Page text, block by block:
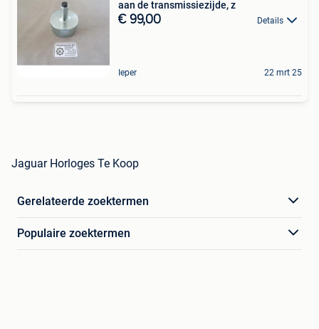
aan de transmissiezijde, z
€ 99,00 Details
Ieper 22 mrt 25
Jaguar Horloges Te Koop
Gerelateerde zoektermen
Populaire zoektermen